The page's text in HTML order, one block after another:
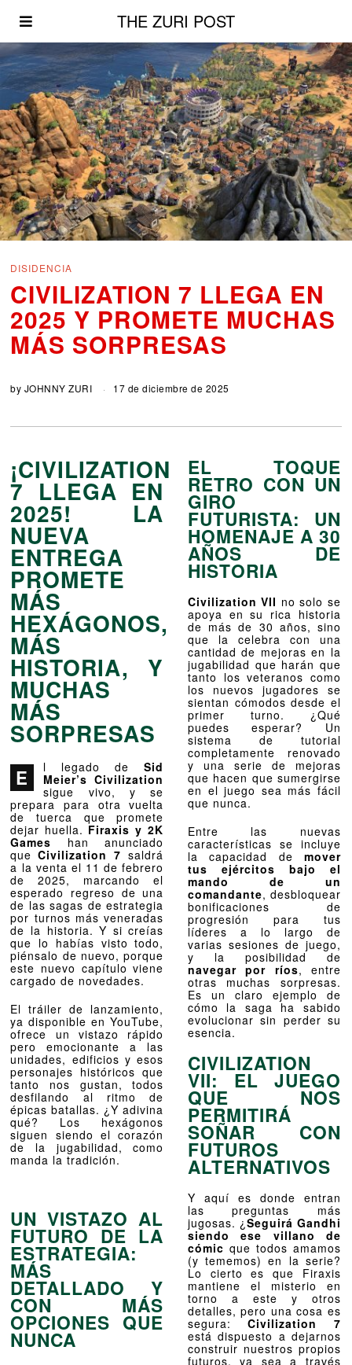
DISIDENCIA
CIVILIZATION 7 LLEGA EN
2025 Y PROMETE MUCHAS
MÁS SORPRESAS
THE ZURI POST
by JOHNNY ZURI 17 de diciembre de 2025
¡CIVILIZATION
7 LLEGA EN
2025! LA
NUEVA
ENTREGA
PROMETE
MÁS
HEXÁGONOS,
MÁS
HISTORIA, Y
MUCHAS
MÁS
SORPRESAS
E l legado deSid
Meier’s Civilization
sigue vivo, y se
prepara para otra vuelta
de tuerca que promete
dejar huella.Firaxis y 2K
Games han anunciado
queCivilization 7 saldrá
a la venta el 11 de febrero
de 2025, marcando el
esperado regreso de una
de las sagas de estrategia
por turnos más veneradas
de la historia. Y si creías
que lo habías visto todo,
piénsalo de nuevo, porque
este nuevo capítulo viene
cargado de novedades.
El tráiler de lanzamiento,
ya disponible en YouTube,
ofrece un vistazo rápido
pero emocionante a las
unidades, edificios y esos
personajes históricos que
tanto nos gustan, todos
desfilando al ritmo de
épicas batallas. ¿Y adivina
qué? Los hexágonos
siguen siendo el corazón
de la jugabilidad, como
manda la tradición.
UN VISTAZO AL
FUTURO DE LA
ESTRATEGIA:
MÁS
DETALLADO Y
CON MÁS
OPCIONES QUE
NUNCA
EL TOQUE
RETRO CON UN
GIRO
FUTURISTA: UN
HOMENAJE A 30
AÑOS DE
HISTORIA
Civilization VII no solo se
apoya en su rica historia
de más de 30 años, sino
que la celebra con una
cantidad de mejoras en la
jugabilidad que harán que
tanto los veteranos como
los nuevos jugadores se
sientan cómodos desde el
primer turno. ¿Qué
puedes esperar? Un
sistema de tutorial
completamente renovado
y una serie de mejoras
que hacen que sumergirse
en el juego sea más fácil
que nunca.
Entre las nuevas
características se incluye
la capacidad de mover
tus ejércitos bajo el
mando de un
comandante, desbloquear
bonificaciones de
progresión para tus
líderes a lo largo de
varias sesiones de juego,
y la posibilidad de
navegar por ríos, entre
otras muchas sorpresas.
Es un claro ejemplo de
cómo la saga ha sabido
evolucionar sin perder su
esencia.
CIVILIZATION
VII: EL JUEGO
QUE NOS
PERMITIRÁ
SOÑAR CON
FUTUROS
ALTERNATIVOS
Y aquí es donde entran
las preguntas más
jugosas. ¿ Seguirá Gandhi
siendo ese villano de
cómic que todos amamos
(y tememos) en la serie?
Lo cierto es que Firaxis
mantiene el misterio en
torno a este y otros
detalles, pero una cosa es
segura: Civilization 7
está dispuesto a dejarnos
construir nuestros propios
futuros, ya sea a través